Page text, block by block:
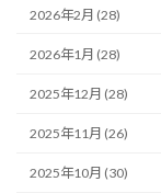
2026年2月 (28)
2026年1月 (28)
2025年12月 (28)
2025年11月 (26)
2025年10月 (30)